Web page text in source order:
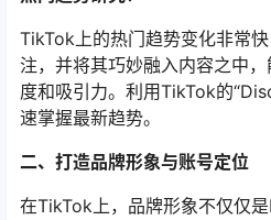
TikTok上的热门趋势变化非常
注，并将其巧妙融入内容之中
度和吸引力。利用TikTok的
速掌握最新趋势。
二、打造品牌形象与账号定位
在TikTok上，品牌形象不仅仅